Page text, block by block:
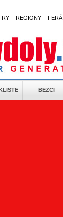
- REGIONY -
BĚŽCI